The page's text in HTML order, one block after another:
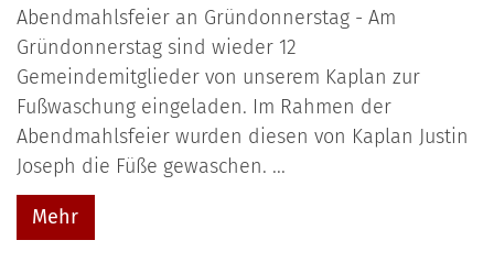
Abendmahlsfeier an Gründonnerstag - Am
Gründonnerstag sind wieder 12
Gemeindemitglieder von unserem Kaplan zur
Fußwaschung eingeladen. Im Rahmen der
Abendmahlsfeier wurden diesen von Kaplan Justin
Joseph die Füße gewaschen. ...
Mehr